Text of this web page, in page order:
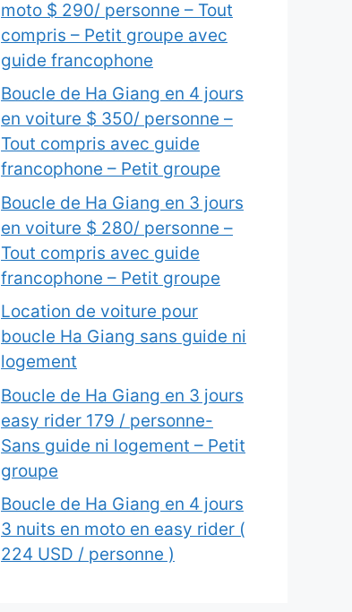
moto $ 290/ personne – Tout
compris – Petit groupe avec
guide francophone
Boucle de Ha Giang en 4 jours
en voiture $ 350/ personne –
Tout compris avec guide
francophone – Petit groupe
Boucle de Ha Giang en 3 jours
en voiture $ 280/ personne –
Tout compris avec guide
francophone – Petit groupe
Location de voiture pour
boucle Ha Giang sans guide ni
logement
Boucle de Ha Giang en 3 jours
easy rider 179 / personne-
Sans guide ni logement – Petit
groupe
Boucle de Ha Giang en 4 jours
3 nuits en moto en easy rider (
224 USD / personne )